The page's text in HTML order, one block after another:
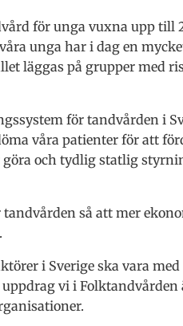
för unga vuxna upp till
unga har i dag en
läggas på grupper med
för tandvården i
våra patienter för att
och tydlig statlig
tandvården så att mer
i Sverige ska vara
vi i